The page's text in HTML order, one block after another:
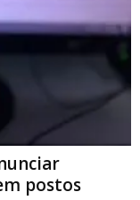
postos